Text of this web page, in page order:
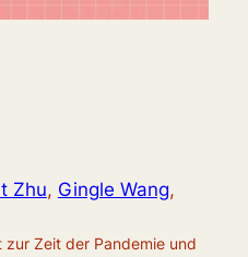
Zhu, Gingle Wang,
zur Zeit der Pandemie und